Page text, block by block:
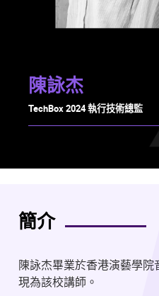
陳詠杰
TechBox 2024 執行技術總監
簡介
陳詠杰畢業於香港演藝學院
現為該校講師。